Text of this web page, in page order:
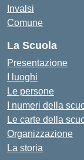
Invalsi
Comune
La Scuola
Presentazione
I luoghi
Le persone
I numeri della
Le carte della
Organizzazione
La storia